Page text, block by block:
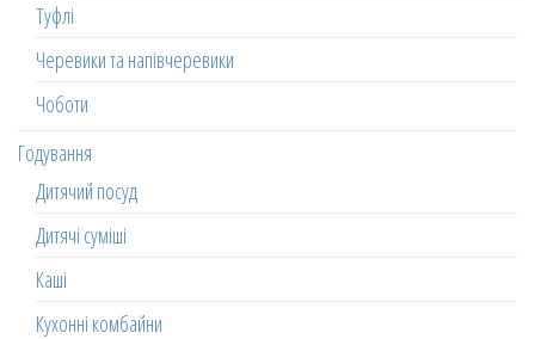
Туфлі
Черевики та напівчеревики
Чоботи
Годування
Дитячий посуд
Дитячі суміші
Каші
Кухонні комбайни